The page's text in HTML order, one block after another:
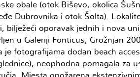
obale (otok Biševo, okolica
Dubrovnika i otok Šolta).
bilježeći oporavak jednih i nova
u Galeriji Fonticus, Grožnjan
je fotografijama dodan beach
neophodna pomagala za